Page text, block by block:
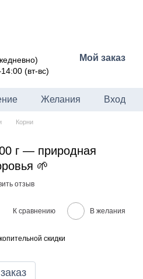
(вт-вс)
Мой заказ
Желания Вход
Корни
г — природная
🌱
отзыв
К сравнению В желания
скидки